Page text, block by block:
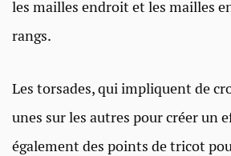
les mailles endroit et les mailles
rangs.
Les torsades, qui impliquent de
unes sur les autres pour créer un
également des points de tricot